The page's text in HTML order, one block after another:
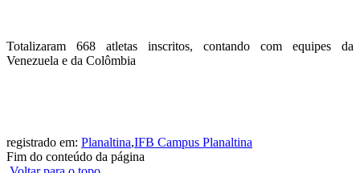
Totalizaram 668 atletas inscritos, contando com equipes da
Venezuela e da Colômbia
registrado em: Planaltina,IFB Campus Planaltina
Fim do conteúdo da página